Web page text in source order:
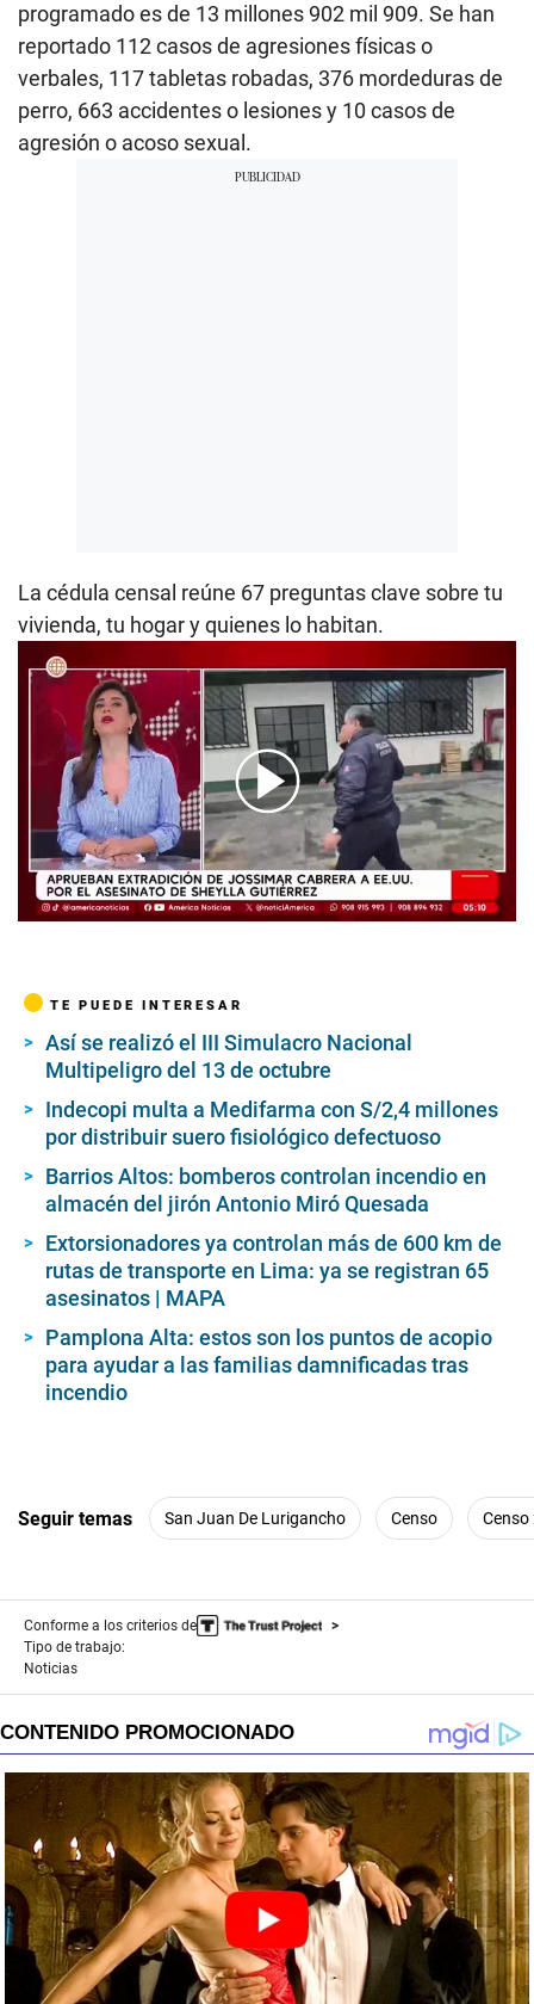
programado es de 13 millones 902 mil 909. Se han
reportado 112 casos de agresiones físicas o
verbales, 117 tabletas robadas, 376 mordeduras de
perro, 663 accidentes o lesiones y 10 casos de
agresión o acoso sexual.
La cédula censal reúne 67 preguntas clave sobre tu
vivienda, tu hogar y quienes lo habitan.
00:00/00:38
TE PUEDE INTERESAR
Así se realizó el III Simulacro Nacional
Multipeligro del 13 de octubre
Indecopi multa a Medifarma con S/2,4 millones
por distribuir suero fisiológico defectuoso
Barrios Altos: bomberos controlan incendio en
almacén del jirón Antonio Miró Quesada
Extorsionadores ya controlan más de 600 km de
rutas de transporte en Lima: ya se registran 65
asesinatos | MAPA
Pamplona Alta: estos son los puntos de acopio
para ayudar a las familias damnificadas tras
incendio
Seguir temas San Juan De Lurigancho Censo Censo
Conforme a los criterios de
Tipo de trabajo:
Noticias